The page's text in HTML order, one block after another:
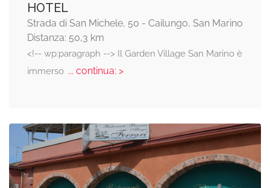
HOTEL
Strada di San Michele, 50 - Cailungo, San Marino
Distanza: 50,3 km
<!-- wp:paragraph --> Il Garden Village San Marino è
immerso... continua: >